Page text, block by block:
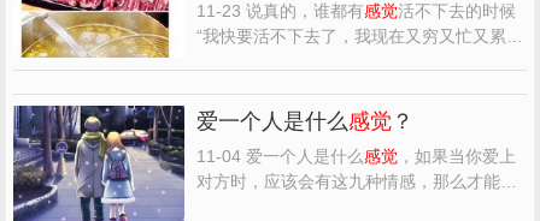
11-23 说真的，谁都有感觉活不下去的时候
“我快要活不下去了，我现在又穷又忙又累，
的时候，就安慰自己，反正快活不下去了，
能活几天是几天。” 一个人的故事，就是一
个人的戏剧...
爱一个人是什么感觉？
11-04 爱一个人是什么感觉，如果当你爱上
对方时，应该会有这九种情感，那么才能算